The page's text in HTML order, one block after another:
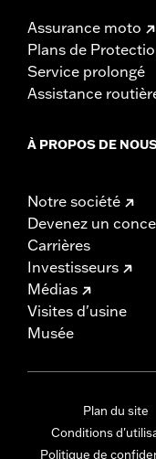
Assurance moto
Plans de
Service prolongé
Assistance
À PROPOS DE
Notre société
Devenez un
Carrières
Investisseurs
Médias
Visites d'usine
Musée
Plan du site
Conditions
Politique de